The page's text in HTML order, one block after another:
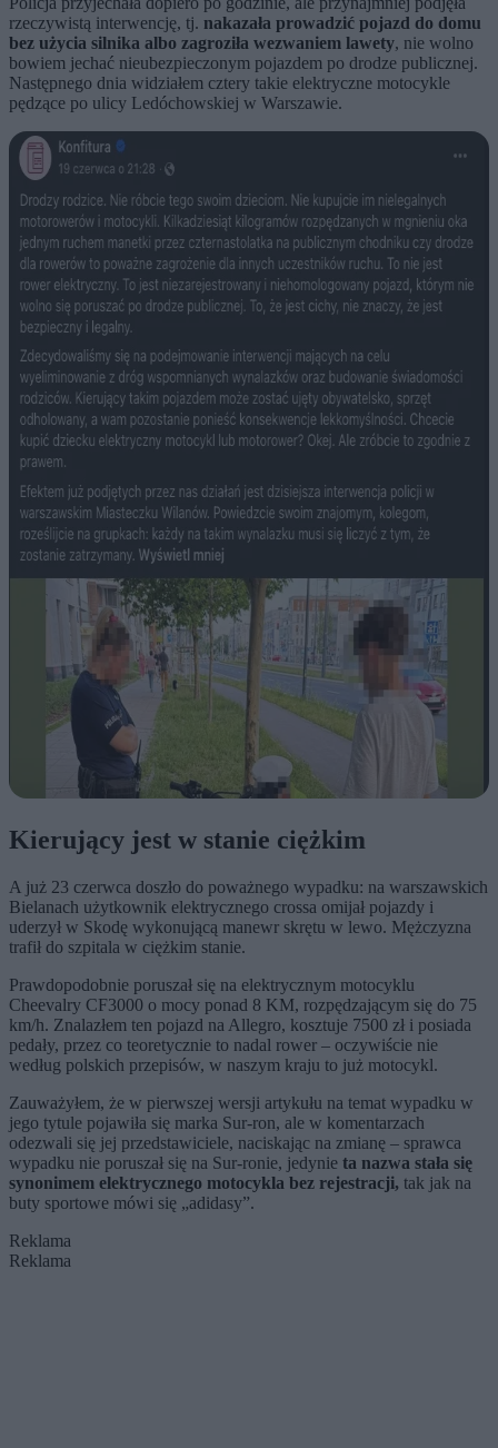
rzeczywistą interwencję, tj. nakazała prowadzić pojazd do domu
bez użycia silnika albo zagroziła wezwaniem lawety, nie wolno
bowiem jechać nieubezpieczonym pojazdem po drodze publicznej.
Następnego dnia widziałem cztery takie elektryczne motocykle
pędzące po ulicy Ledóchowskiej w Warszawie.
Kierujący jest w stanie ciężkim
A już 23 czerwca doszło do poważnego wypadku: na warszawskich
Bielanach użytkownik elektrycznego crossa omijał pojazdy i
uderzył w Skodę wykonującą manewr skrętu w lewo. Mężczyzna
trafił do szpitala w ciężkim stanie.
Prawdopodobnie poruszał się na elektrycznym motocyklu
Cheevalry CF3000 o mocy ponad 8 KM, rozpędzającym się do 75
km/h. Znalazłem ten pojazd na Allegro, kosztuje 7500 zł i posiada
pedały, przez co teoretycznie to nadal rower – oczywiście nie
według polskich przepisów, w naszym kraju to już motocykl.
Zauważyłem, że w pierwszej wersji artykułu na temat wypadku w
jego tytule pojawiła się marka Sur-ron, ale w komentarzach
odezwali się jej przedstawiciele, naciskając na zmianę – sprawca
wypadku nie poruszał się na Sur-ronie, jedynie ta nazwa stała się
synonimem elektrycznego motocykla bez rejestracji, tak jak na
buty sportowe mówi się „adidasy”.
Reklama
Reklama